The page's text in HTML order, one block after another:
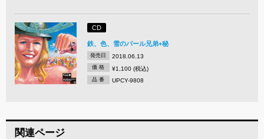
CD
鉄、色、雪のパール兄弟+秘
発売日 2018.06.13
価 格 ¥1,100 (税込)
品 番 UPCY-9808
関連ページ